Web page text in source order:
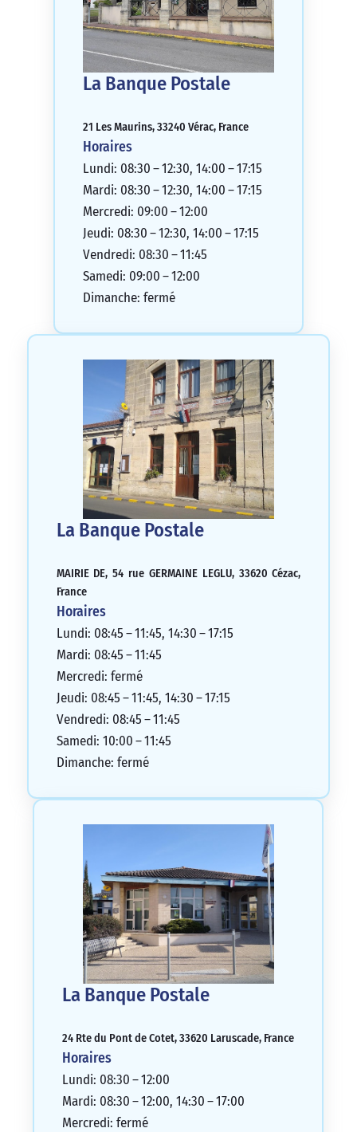
La Banque Postale
21 Les Maurins, 33240 Vérac, France
Horaires
Lundi: 08:30 – 12:30, 14:00 – 17:15
Mardi: 08:30 – 12:30, 14:00 – 17:15
Mercredi: 09:00 – 12:00
Jeudi: 08:30 – 12:30, 14:00 – 17:15
Vendredi: 08:30 – 11:45
Samedi: 09:00 – 12:00
Dimanche: fermé
La Banque Postale
MAIRIE DE, 54 rue GERMAINE LEGLU, 33620 Cézac,
France
Horaires
Lundi: 08:45 – 11:45, 14:30 – 17:15
Mardi: 08:45 – 11:45
Mercredi: fermé
Jeudi: 08:45 – 11:45, 14:30 – 17:15
Vendredi: 08:45 – 11:45
Samedi: 10:00 – 11:45
Dimanche: fermé
La Banque Postale
24 Rte du Pont de Cotet, 33620 Laruscade, France
Horaires
Lundi: 08:30 – 12:00
Mardi: 08:30 – 12:00, 14:30 – 17:00
Mercredi: fermé